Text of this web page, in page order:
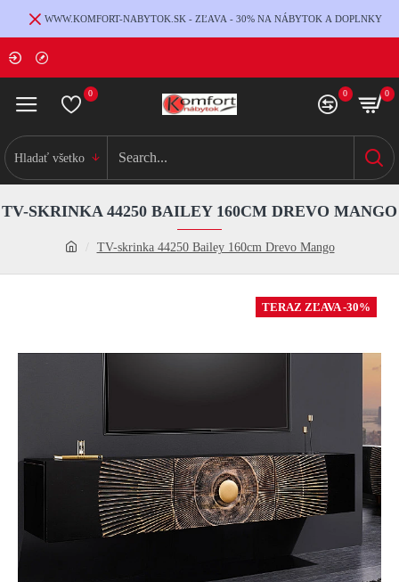
WWW.KOMFORT-NABYTOK.SK - ZĽAVA - 30% NA NÁBYTOK A DOPLNKY
0 0 0
Hladať všetko
TV-skrinka 44250 Bailey 160cm Drevo Mango
TV-SKRINKA 44250 BAILEY 160CM DREVO MANGO
TERAZ ZĽAVA -30%